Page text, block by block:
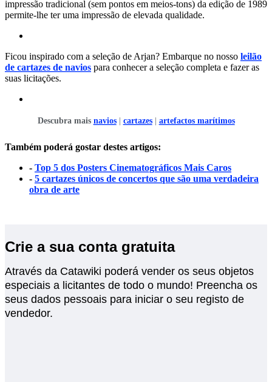
impressão tradicional (sem pontos em meios-tons) da edição de 1989
permite-lhe ter uma impressão de elevada qualidade.
Ficou inspirado com a seleção de Arjan? Embarque no nosso leilão
de cartazes de navios para conhecer a seleção completa e fazer as
suas licitações.
Descubra mais navios| cartazes artefactos marítimos
Também poderá gostar destes artigos:
- Top 5 dos Posters Cinematográficos Mais Caros
- 5 cartazes únicos de concertos que são uma verdadeira
obra de arte
Crie a sua conta gratuita
Através da Catawiki poderá vender os seus objetos
especiais a licitantes de todo o mundo! Preencha os
seus dados pessoais para iniciar o seu registo de
vendedor.